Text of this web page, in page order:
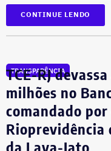
representa cerca de
incluem aplicações de
instituições
valor de R$ 0,01.
Empresário
CONTINUE LENDO
TRANSPARÊNCIA
TCE-RJ
milhões no
comandado
Rioprevidência
da Lava-Jato